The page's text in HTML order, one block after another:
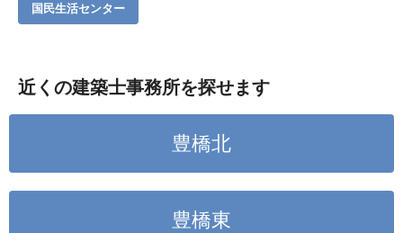
国民生活センター
近くの建築士事務所を探せます
豊橋北
豊橋東